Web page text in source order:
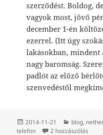
szerződést. Boldog,
vagyok most, jövő
december 1-én
ezerrel. (Itt úgy
lakásokban,
nagy baromság.
padlót az előző
szenvedéstől
Közzétéve
2014-11-21 Kategória
blog,
telefon
2 hozzászólás